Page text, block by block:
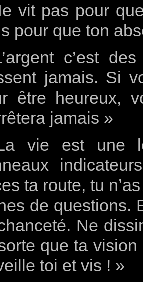
vit pas pour
pour que ton
c’est
jamais. Si
être heureux,
jamais »
vie est une
ta route, tu
de questions.
Ne
que ta
toi et vis ! »